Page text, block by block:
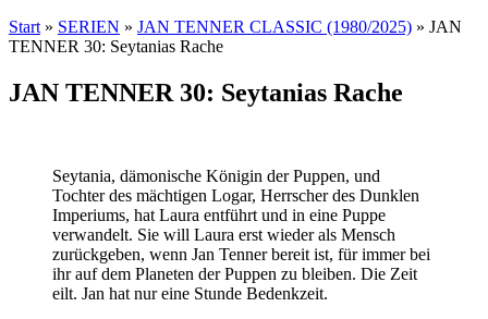
Start » SERIEN » JAN TENNER CLASSIC (1980/2025) » JAN
TENNER 30: Seytanias Rache
JAN TENNER 30: Seytanias Rache
Seytania, dämonische Königin der Puppen, und
Tochter des mächtigen Logar, Herrscher des Dunklen
Imperiums, hat Laura entführt und in eine Puppe
verwandelt. Sie will Laura erst wieder als Mensch
zurückgeben, wenn Jan Tenner bereit ist, für immer bei
ihr auf dem Planeten der Puppen zu bleiben. Die Zeit
eilt. Jan hat nur eine Stunde Bedenkzeit.